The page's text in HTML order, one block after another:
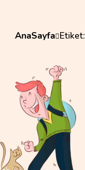
AnaSayfa Etiket: